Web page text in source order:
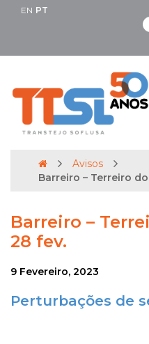
EN PT
Avisos
Barreiro – Terreiro
Barreiro –
28 fev.
9 Fevereiro, 2023
Perturbações de